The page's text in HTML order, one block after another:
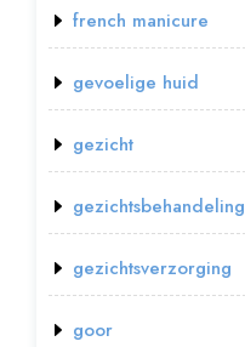
french manicure
gevoelige huid
gezicht
gezichtsbehandeling
gezichtsverzorging
goor